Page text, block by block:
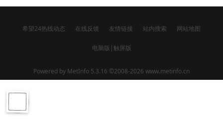
希望24热线动态 在线反馈 友情链接 站内搜索 网站地图
电脑版 |触屏版
Powered by MetInfo 5.3.16 ©2008-2026 www.metinfo.cn